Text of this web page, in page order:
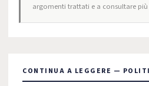
argomenti trattati e a consultare
CONTINUA A LEGGERE —